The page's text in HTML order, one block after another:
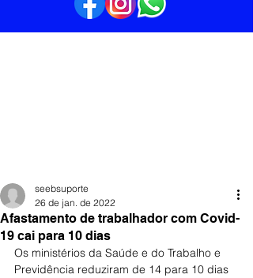
Afastamento de trabalhador com Covid-
19 cai para 10 dias
seebsuporte
26 de jan. de 2022
Os ministérios da Saúde e do Trabalho e
Previdência reduziram de 14 para 10 dias